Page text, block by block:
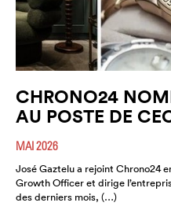
CHRONO24
AU POSTE DE
MAI 2026
José Gaztelu a rejoint Chrono24
Growth Officer et dirige
des derniers mois, (…)